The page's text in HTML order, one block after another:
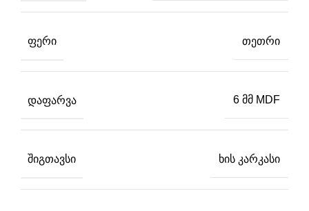
ᲤᲔᲠᲘ თეთრი
ᲓᲐᲤᲐᲠᲕᲐ 6 მმ MDF
ᲨᲘᲒᲗᲐᲕᲡᲘ ხის კარკასი